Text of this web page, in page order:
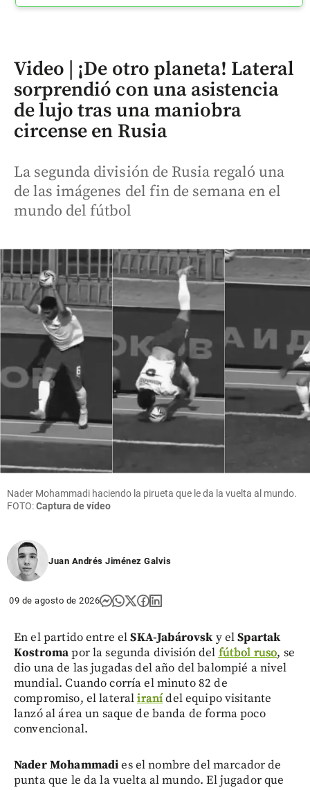
Video | ¡De otro planeta! Lateral
sorprendió con una asistencia
de lujo tras una maniobra
circense en Rusia
La segunda división de Rusia regaló una
de las imágenes del fin de semana en el
mundo del fútbol
Nader Mohammadi haciendo la pirueta que le da la vuelta al mundo.
FOTO:Captura de vídeo
Juan Andrés Jiménez Galvis
09 de agosto de 2026
En el partido entre elSKA-Jabárovsky elSpartak
Kostromapor la segunda división del fútbol ruso, se
dio una de las jugadas del año del balompié a nivel
mundial. Cuando corría el minuto 82 de
compromiso, el lateraliranídel equipo visitante
lanzó al área un saque de banda de forma poco
convencional.
Nader Mohammadies el nombre del marcador de
punta que le da la vuelta al mundo. El jugador que